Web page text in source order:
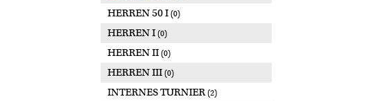
HERREN 50 I (0)
HERREN I (0)
HERREN II (0)
HERREN III (0)
INTERNES TURNIER (2)